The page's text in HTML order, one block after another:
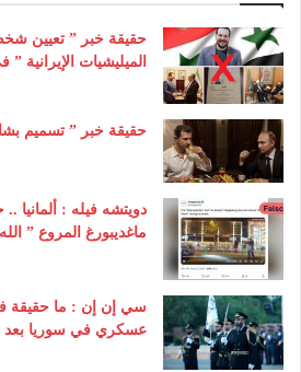
حقيقة خبر ” تعيين
الميليشيات
حقيقة خبر ” تسميم
دويتشه فيله : ألمانيا
ماغديبورغ المروع ”
سي إن إن : ما حقيقة
عسكري في سوريا بعد